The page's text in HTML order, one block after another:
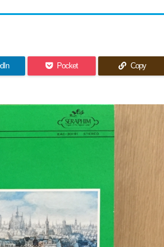
Pocket Copy